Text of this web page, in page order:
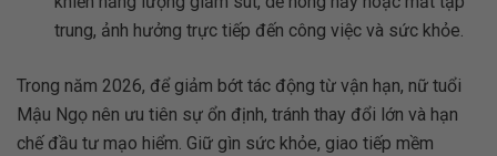
trung, ảnh hưởng trực tiếp đến công việc và sức khỏe.
Trong năm 2026, để giảm bớt tác động từ vận hạn, nữ tuổi
Mậu Ngọ nên ưu tiên sự ổn định, tránh thay đổi lớn và hạn
chế đầu tư mạo hiểm. Giữ gìn sức khỏe, giao tiếp mềm